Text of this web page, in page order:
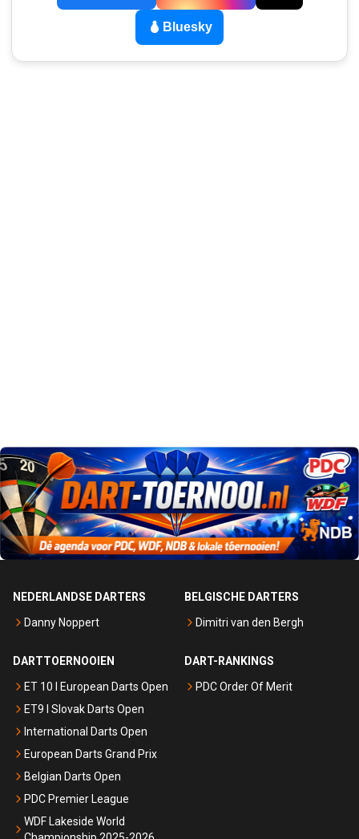
Bluesky
NEDERLANDSE DARTERS
Danny Noppert
BELGISCHE DARTERS
Dimitri van den Bergh
DARTTOERNOOIEN
ET 10 I European Darts Open
ET9 I Slovak Darts Open
International Darts Open
European Darts Grand Prix
Belgian Darts Open
PDC Premier League
WDF Lakeside World
DART-RANKINGS
PDC Order Of Merit